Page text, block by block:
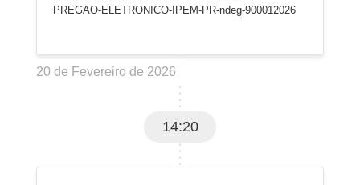
PREGAO-ELETRONICO-IPEM-PR-ndeg-900012026
20 de Fevereiro de 2026
14:20